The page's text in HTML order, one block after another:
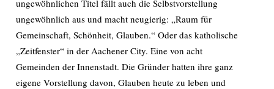
ungewöhnlichen Titel fällt auch die Selbstvorstellung
ungewöhnlich aus und macht neugierig: „Raum für
Gemeinschaft, Schönheit, Glauben.“ Oder das katholische
„Zeitfenster“ in der Aachener City. Eine von acht
Gemeinden der Innenstadt. Die Gründer hatten ihre ganz
eigene Vorstellung davon, Glauben heute zu leben und